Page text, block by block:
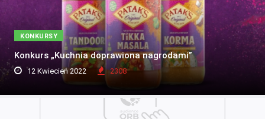
KONKURSY
Konkurs „Kuchnia doprawiona nagrodami”
12 Kwiecień 2022 2308